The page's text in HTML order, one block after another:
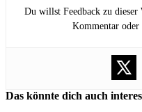
Du willst Feedback zu dieser
Kommentar
Das könnte dich auch